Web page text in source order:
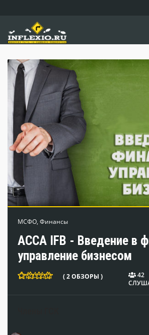
МСФО, Финансы
ACCA IFB - Введение в
управление бизнесом
( 2 ОБЗОРЫ )
42